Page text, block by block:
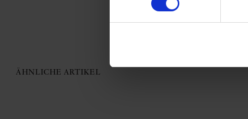
ÄHNLICHE ARTIKEL